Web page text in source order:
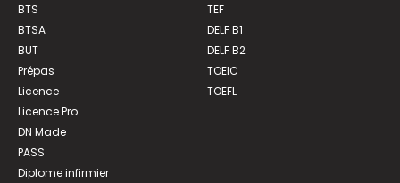
BTS
BTSA
BUT
Prépas
Licence
Licence Pro
DN Made
PASS
Diplome infirmier
TEF
DELF B1
DELF B2
TOEIC
TOEFL